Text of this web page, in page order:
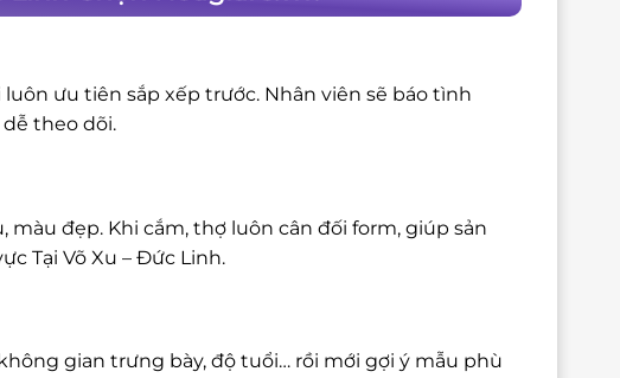
ưu tiên sắp xếp trước. Nhân viên sẽ báo tình
theo dõi.
đẹp. Khi cắm, thợ luôn cân đối form, giúp sản
Tại Võ Xu – Đức Linh.
gian trưng bày, độ tuổi… rồi mới gợi ý mẫu phù